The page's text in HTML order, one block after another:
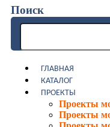
Поиск
ГЛАВНАЯ
КАТАЛОГ
ПРОЕКТЫ
Проекты
Проекты